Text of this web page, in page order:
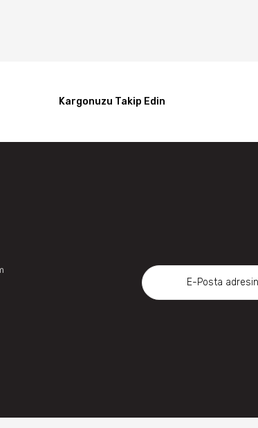
Kargonuzu Takip Edin